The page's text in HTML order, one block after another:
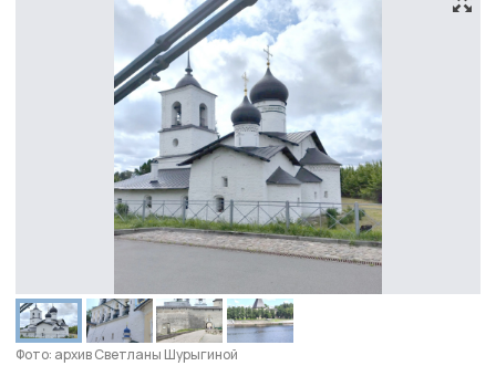
Фото: архив Светланы Шурыгиной